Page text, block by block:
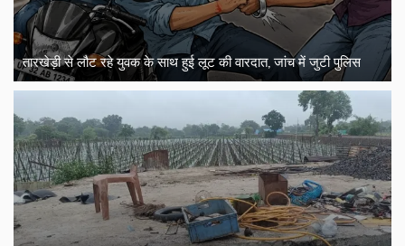
तारखेड़ी से लौट रहे युवक के साथ हुई लूट की वारदात, जांच में जुटी पुलिस